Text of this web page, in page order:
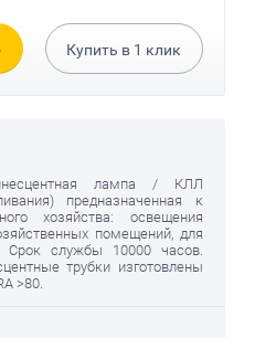
Купить в 1 клик
лампа / КЛЛ
предназначенная к
хозяйства: освещения
помещений, для
Срок службы 10000 часов.
трубки изготовлены
>80.